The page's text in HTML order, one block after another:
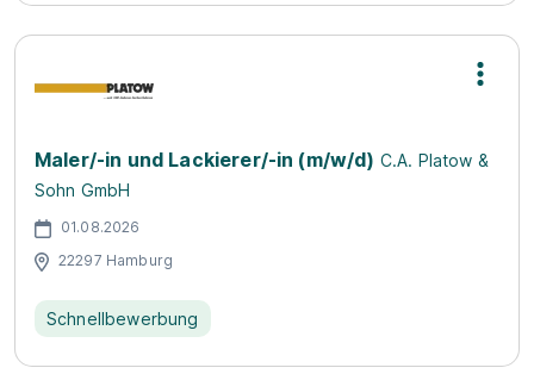
Maler/-in und Lackierer/-in (m/w/d) C.A. Platow &
Sohn GmbH
01.08.2026
22297 Hamburg
Schnellbewerbung